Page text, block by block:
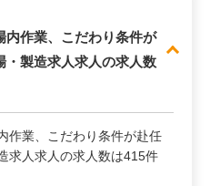
内作業、こだわり条件が
・製造求人求人の求人数
作業、こだわり条件が赴任
求人求人の求人数は415件